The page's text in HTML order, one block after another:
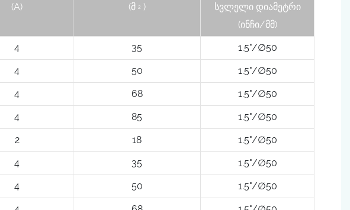
(A)
(მ 2 )
სვლელი დიამეტრი
(ინჩი/მმ)
4 35 1.5"/∅50
4 50 1.5"/∅50
4 68 1.5"/∅50
4 85 1.5"/∅50
2 18 1.5"/∅50
4 35 1.5"/∅50
4 50 1.5"/∅50